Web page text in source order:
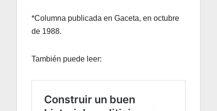
*Columna publicada en Gaceta, en octubre
de 1988.
También puede leer: